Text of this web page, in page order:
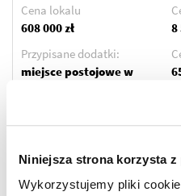
Niniejsza strona korzysta
Wykorzystujemy pliki
Cena lokalu
608 000 zł
8
Przypisane dodatki:
miejsce postojowe w